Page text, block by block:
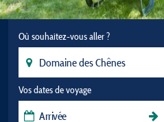
Où souhaitez-vous aller ?
Vos dates de voyage